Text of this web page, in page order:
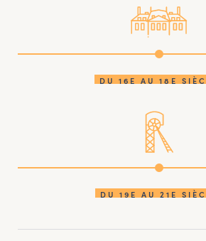
DU 16E AU 18E
DU 19E AU 21E